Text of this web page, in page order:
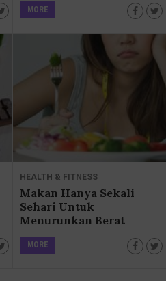
MORE
HEALTH & FITNESS
Makan Hanya Sekali
Sehari Untuk
Menurunkan Berat
Badan? Ini Faktanya!
MORE